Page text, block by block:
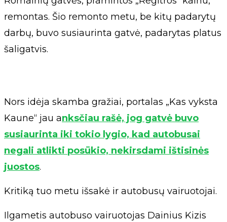
remontas. Šio remonto metu, be kitų padarytų
darbų, buvo susiaurinta gatvė, padarytas platus
šaligatvis.
Nors idėja skamba gražiai, portalas „Kas vyksta
Kaune“ jau anksčiau rašė, jog gatvė buvo
susiaurinta iki tokio lygio, kad autobusai
negali atlikti posūkio, nekirsdami ištisinės
juostos.
Kritiką tuo metu išsakė ir autobusų vairuotojai.
Ilgametis autobuso vairuotojas Dainius Kizis